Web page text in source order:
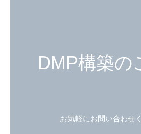
DMP構築の
お気軽にお問い合わせ